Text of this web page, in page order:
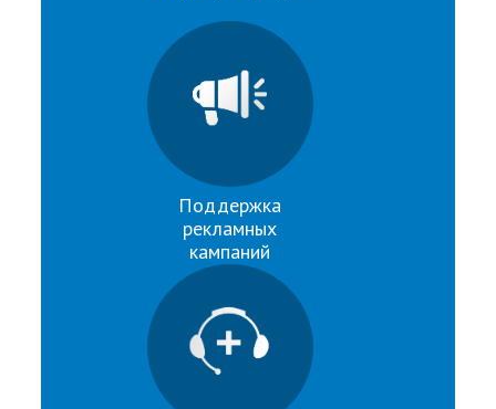
Поддержка
рекламных
кампаний